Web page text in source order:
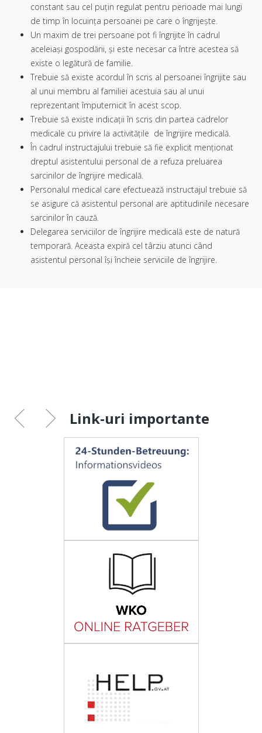
constant sau cel puțin regulat pentru perioade mai lungi
de timp în locuința persoanei pe care o îngrijește.
Un maxim de trei persoane pot fi îngrijite în cadrul
aceleiași gospodării, și este necesar ca între acestea să
existe o legătură de familie.
Trebuie să existe acordul în scris al persoanei îngrijite sau
al unui membru al familiei acestuia sau al unui
reprezentant împuternicit în acest scop.
Trebuie să existe indicații în scris din partea cadrelor
medicale cu privire la activitățile de îngrijire medicală.
În cadrul instructajului trebuie să fie explicit menționat
dreptul asistentului personal de a refuza preluarea
sarcinilor de îngrijire medicală.
Personalul medical care efectuează instructajul trebuie să
se asigure că asistentul personal are aptitudinile necesare
sarcinilor în cauză.
Delegarea serviciilor de îngrijire medicală este de natură
temporară. Aceasta expiră cel târziu atunci când
asistentul personal își încheie serviciile de îngrijire.
Link-uri importante